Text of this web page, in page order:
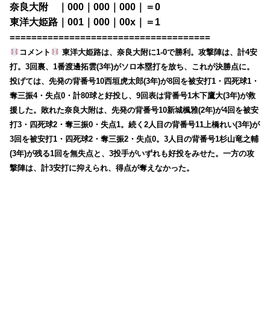
奈良大附 ｜000｜000｜000｜＝0
東洋大姫路｜001｜000｜00x｜＝1
=====================================
コメント
東洋大姫路は、奈良大附に1-0で勝利。攻撃陣は、計4安
打。3回裏、1番渡邊拓雲(3年)がソロ本塁打を放ち、これが決勝点に。
投げては、先発の背番号10西垣虎太郎(3年)が8回を被安打1・四死球1・
奪三振4・失点0・計80球と好投し、9回表は背番号1木下鷹大(3年)が救
援した。敗れた奈良大附は、先発の背番号10新城楓雅(2年)が4回を被安
打3・四死球2・奪三振0・失点1。続く2人目の背番号11上橋れい(3年)が
3回を被安打1・四死球2・奪三振2・失点0。3人目の背番号1杉山竜之輔
(3年)が残る1回を無失点と、3投手がいずれも好投をみせた。一方の攻
撃陣は、計3安打に抑えられ、得点が奪えなかった。